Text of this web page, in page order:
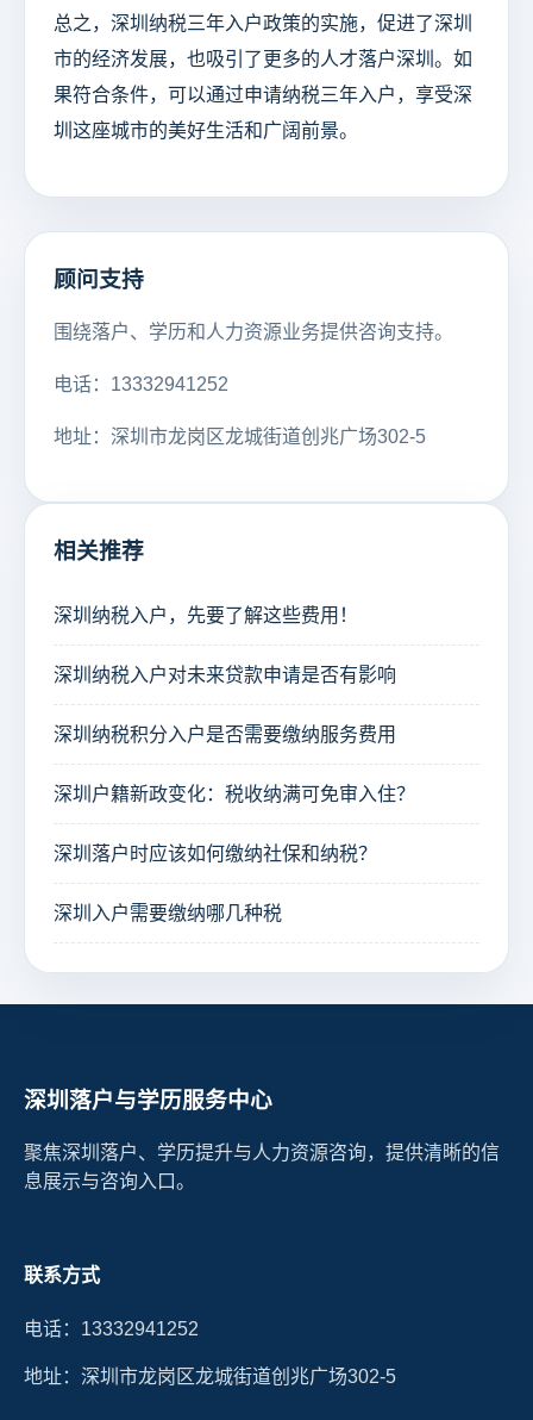
总之，深圳纳税三年入户政策的实施，促进了深圳
市的经济发展，也吸引了更多的人才落户深圳。如
果符合条件，可以通过申请纳税三年入户，享受深
圳这座城市的美好生活和广阔前景。
顾问支持
围绕落户、学历和人力资源业务提供咨询支持。
电话：13332941252
地址：深圳市龙岗区龙城街道创兆广场302-5
相关推荐
深圳纳税入户，先要了解这些费用！
深圳纳税入户对未来贷款申请是否有影响
深圳纳税积分入户是否需要缴纳服务费用
深圳户籍新政变化：税收纳满可免审入住？
深圳落户时应该如何缴纳社保和纳税？
深圳入户需要缴纳哪几种税
深圳落户与学历服务中心
聚焦深圳落户、学历提升与人力资源咨询，提供清晰的信
息展示与咨询入口。
联系方式
电话：13332941252
地址：深圳市龙岗区龙城街道创兆广场302-5